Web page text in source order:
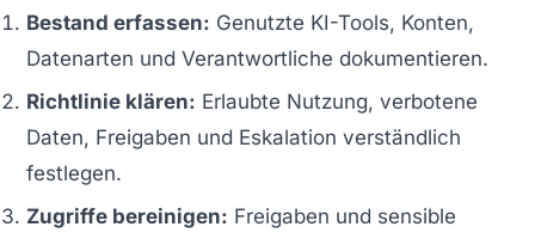
Bestand erfassen: Genutzte KI-Tools, Konten,
Datenarten und Verantwortliche dokumentieren.
Richtlinie klären: Erlaubte Nutzung, verbotene
Daten, Freigaben und Eskalation verständlich
festlegen.
Zugriffe bereinigen: Freigaben und sensible